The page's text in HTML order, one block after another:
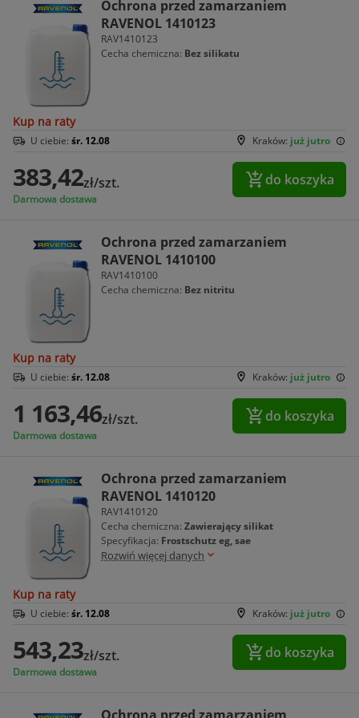
Ochrona przed zamarzaniem
RAVENOL 1410123
RAV1410123
Cecha chemiczna: Bez silikatu
Kup na raty
Kraków: już jutro
U ciebie: śr. 12.08
383,42zł/szt.
Darmowa dostawa
do koszyka
Ochrona przed zamarzaniem
RAVENOL 1410100
RAV1410100
Cecha chemiczna: Bez nitritu
Kup na raty
Kraków: już jutro
U ciebie: śr. 12.08
1 163,46zł/szt.
Darmowa dostawa
do koszyka
Ochrona przed zamarzaniem
RAVENOL 1410120
RAV1410120
Cecha chemiczna: Zawierający silikat
Specyfikacja: Frostschutz eg, sae
Rozwiń więcej danych
Kup na raty
Kraków: już jutro
U ciebie: śr. 12.08
543,23zł/szt.
Darmowa dostawa
do koszyka